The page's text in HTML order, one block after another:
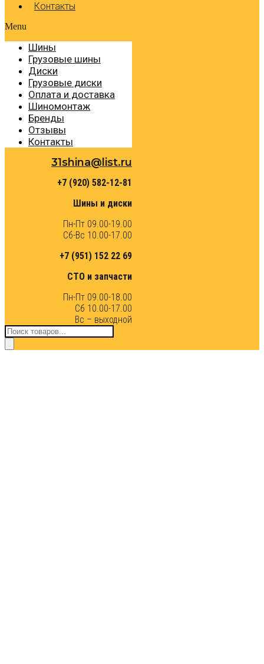
Контакты
Menu
Шины
Грузовые шины
Диски
Грузовые диски
Оплата и доставка
Шиномонтаж
Бренды
Отзывы
Контакты
31shina@list.ru
+7 (920) 582-12-81
Шины и диски
Пн-Пт 09.00-19.00
Сб-Вс 10.00-17.00
+7 (951) 152 22 69
СТО и запчасти
Пн-Пт 09.00-18.00
Сб 10.00-17.00
Вс – выходной
Поиск
товаров